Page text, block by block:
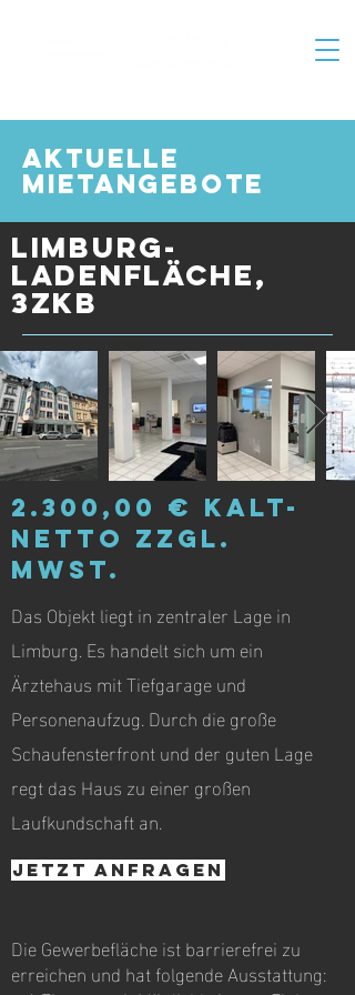
aktuelle
Mietangebote
Limburg-
Ladenfläche,
3ZKB
2.300,00 € Kalt-
Netto zzgl.
MwSt.
Das Objekt liegt in zentraler Lage in
Limburg. Es handelt sich um ein
Ärztehaus mit Tiefgarage und
Personenaufzug. Durch die große
Schaufensterfront und der guten Lage
regt das Haus zu einer großen
Laufkundschaft an.
jetzt anfragen
Die Gewerbefläche ist barrierefrei zu
erreichen und hat folgende Ausstattung: